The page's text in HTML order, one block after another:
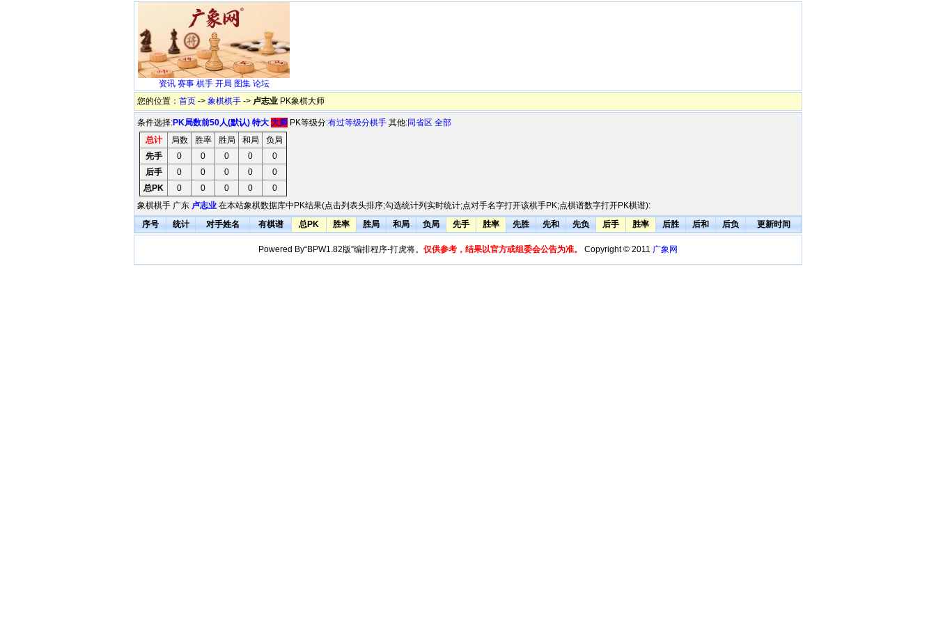
资讯 赛事 棋手 开局 图集 论坛
您的位置： 首页 -> 象棋棋手 -> 卢志业 PK象棋大师
条件选择:PK局数前50人(默认) 特大 大师 PK等级分:有过等级分棋手 其他:同省区 全部
总计
局数 胜率 胜局 和局
负局
先手
0 0 0 0
0
后手
0 0 0 0
0
总PK
0 0 0 0
0
象棋棋手 广东 卢志业 在本站象棋数据库中PK结果(点击列表头排序;勾选统计列实时统计;点对手名字打开该棋手PK;点棋谱数字打开PK棋谱):
序号
统计 对手姓名 有棋谱 总PK 胜率 胜局 和局 负局 先手 胜率 先胜 先和 先负 后手 胜率 后胜 后和 后负 更新时间
Powered By“BPW1.82版”编排程序-打虎将。 仅供参考，结果以官方或组委会公告为准。 Copyright © 2011 广象网